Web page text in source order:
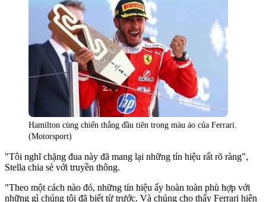
Hamilton cùng chiến thắng đầu tiên trong màu áo của Ferrari.
(Motorsport)
"Tôi nghĩ chặng đua này đã mang lại những tín hiệu rất rõ ràng",
Stella chia sẻ với truyền thông.
"Theo một cách nào đó, những tín hiệu ấy hoàn toàn phù hợp với
những gì chúng tôi đã biết từ trước. Và chúng cho thấy Ferrari hiện